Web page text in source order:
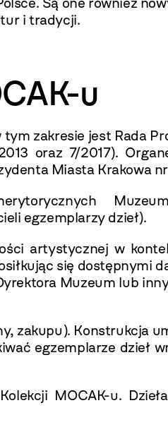
i tradycji.
u
zakresie jest Rada
oraz 7/2017).
Miasta Krakowa
egzemplarzy dzieł).
artystycznej w
się dostępnymi
Muzeum lub
zakupu). Konstrukcja
egzemplarze dzieł
MOCAK-u.